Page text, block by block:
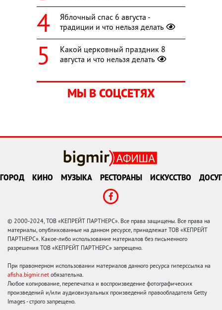
Яблочный спас 6 августа -
традиции и что нельзя делать
Какой церковный праздник 8
августа и что нельзя делать
МЫ В СОЦСЕТЯХ
ГОРОД КИНО МУЗЫКА РЕСТОРАНЫ ИСКУССТВО ДОСУГ
© 2000-2024, ТОВ «КЕПРЕЙТ ПАРТНЕРС». Все права защищены. Все права на
материалы, опубликованные на данном ресурсе, принадлежат ТОВ «КЕПРЕЙТ
ПАРТНЕРС». Какое-либо использование материалов без письменного
разрешения ТОВ «КЕПРЕЙТ ПАРТНЕРС» запрещено.
При правомерном использовании материалов данного ресурса гиперссылка на
afisha.bigmir.net обязательна.
Любое копирование, перепечатка и воспроизведение фотографических
произведений и/или аудиовизуальных произведений правообладателя Getty
Images - строго запрещено.